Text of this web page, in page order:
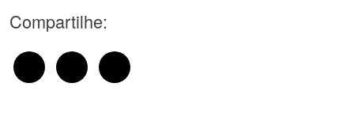
Compartilhe: